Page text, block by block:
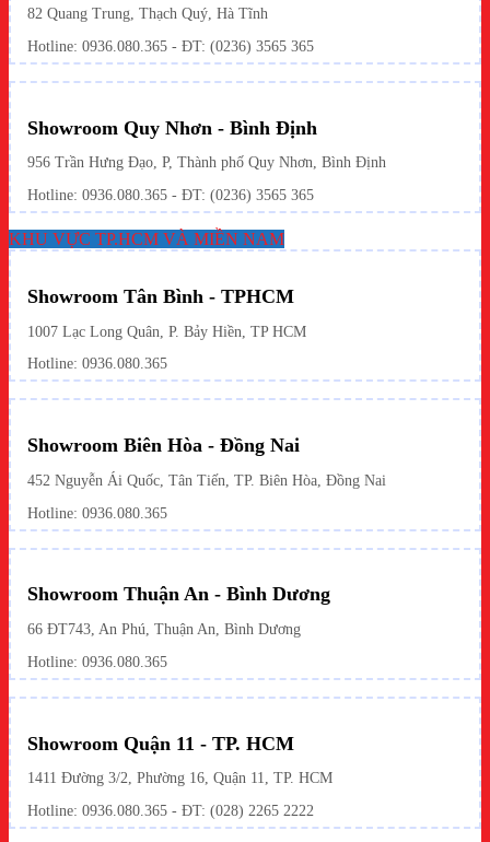
82 Quang Trung, Thạch Quý, Hà Tĩnh
Hotline: 0936.080.365 - ĐT: (0236) 3565 365
Showroom Quy Nhơn - Bình Định
956 Trần Hưng Đạo, P, Thành phố Quy Nhơn, Bình Định
Hotline: 0936.080.365 - ĐT: (0236) 3565 365
KHU VỰC TP.HCM VÀ MIỀN NAM
Showroom Tân Bình - TPHCM
1007 Lạc Long Quân, P. Bảy Hiền, TP HCM
Hotline: 0936.080.365
Showroom Biên Hòa - Đồng Nai
452 Nguyễn Ái Quốc, Tân Tiến, TP. Biên Hòa, Đồng Nai
Hotline: 0936.080.365
Showroom Thuận An - Bình Dương
66 ĐT743, An Phú, Thuận An, Bình Dương
Hotline: 0936.080.365
Showroom Quận 11 - TP. HCM
1411 Đường 3/2, Phường 16, Quận 11, TP. HCM
Hotline: 0936.080.365 - ĐT: (028) 2265 2222